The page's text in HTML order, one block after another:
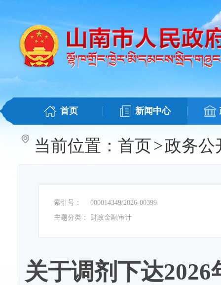
首页 新闻中心
当前位置： 首页>政务公
索引号：
000014349/2026-00399
主题分类：
财政金融审计
关于调剂下达